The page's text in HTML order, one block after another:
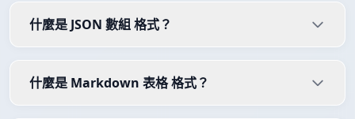
什麼是 JSON 數組 格式？
什麼是 Markdown 表格 格式？